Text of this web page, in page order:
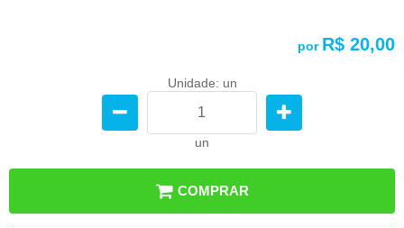
por R$ 20,00
Unidade: un
un
COMPRAR